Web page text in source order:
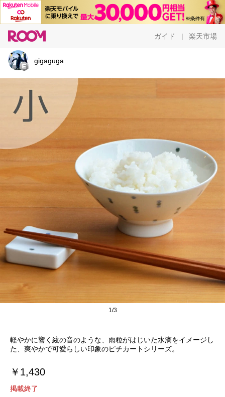
ガイド 楽天市場
gigaguga
1/3
軽やかに響く絃の音のような、雨粒がはじいた水滴をイメージし
た、爽やかで可愛らしい印象のピチカートシリーズ。
￥1,430
掲載終了